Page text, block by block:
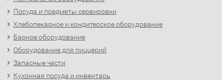
Посуда и предметы сервировки
Хлебопекарное и кондитерское оборудование
Барное оборудование
Оборудование для пиццерий
Запасные части
Кухонная посуда и инвентарь